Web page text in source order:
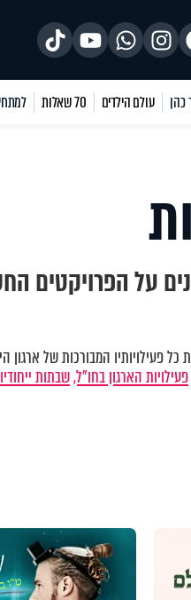
כהן עולם הילדים 70 שאלות
על הפרויקטים
פעילויותיו המבורכות של ארגון
פעילויות הארגון בחו"ל,שבתות